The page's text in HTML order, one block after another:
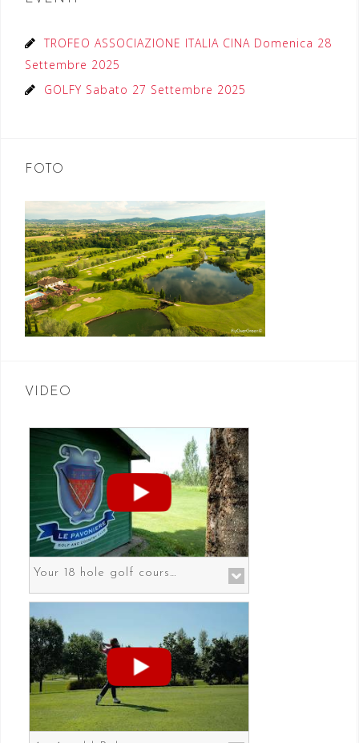
TROFEO ASSOCIAZIONE ITALIA CINA Domenica 28
Settembre 2025
GOLFY Sabato 27 Settembre 2025
FOTO
VIDEO
Your 18 hole golf course in Prato the gateway to Florence